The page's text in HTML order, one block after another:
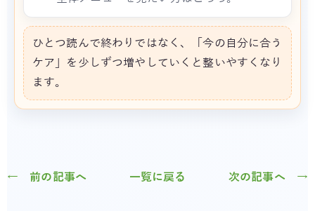
ひとつ読んで終わりではなく、「今の自分に合う
ケア」を少しずつ増やしていくと整いやすくなり
ます。
← 前の記事へ 一覧に戻る 次の記事へ →